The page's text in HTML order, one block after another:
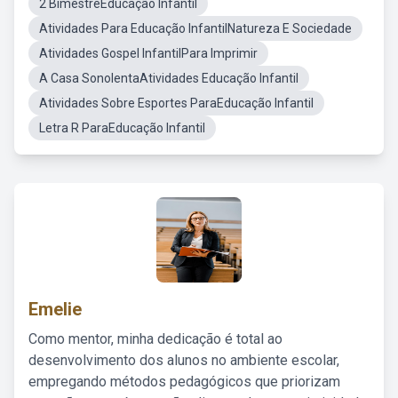
2 BimestreEducação Infantil
Atividades Para Educação InfantilNatureza E Sociedade
Atividades Gospel InfantilPara Imprimir
A Casa SonolentaAtividades Educação Infantil
Atividades Sobre Esportes ParaEducação Infantil
Letra R ParaEducação Infantil
Emelie
Como mentor, minha dedicação é total ao
desenvolvimento dos alunos no ambiente escolar,
empregando métodos pedagógicos que priorizam